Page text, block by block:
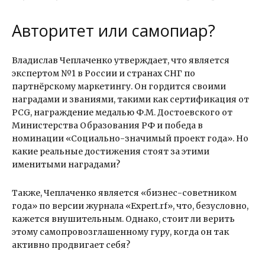
Авторитет или самопиар?
Владислав Чеплаченко утверждает, что является
экспертом №1 в России и странах СНГ по
партнёрскому маркетингу. Он гордится своими
наградами и званиями, такими как сертификация от
PCG, награждение медалью Ф.М. Достоевского от
Министерства Образования РФ и победа в
номинации «Социально-значимый проект года». Но
какие реальные достижения стоят за этими
именитыми наградами?
Также, Чеплаченко является «бизнес-советником
года» по версии журнала «Expert.rf», что, безусловно,
кажется внушительным. Однако, стоит ли верить
этому самопровозглашенному гуру, когда он так
активно продвигает себя?